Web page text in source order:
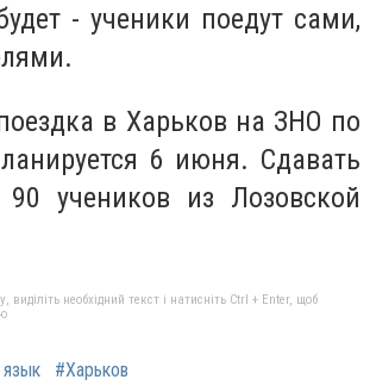
- ученики поедут сами,
в Харьков на ЗНО по
6 июня. Сдавать
90 учеников из Лозовской
необхідний текст і натисніть Ctrl + Enter, щоб
язык #Харьков